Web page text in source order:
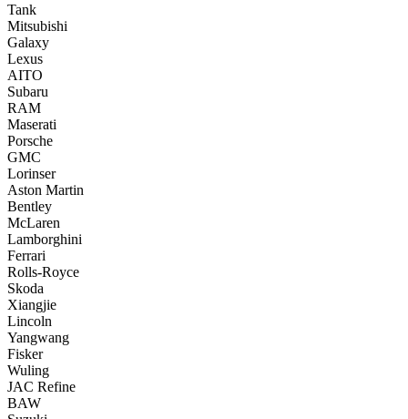
Tank
Mitsubishi
Galaxy
Lexus
AITO
Subaru
RAM
Maserati
Porsche
GMC
Lorinser
Aston Martin
Bentley
McLaren
Lamborghini
Ferrari
Rolls-Royce
Skoda
Xiangjie
Lincoln
Yangwang
Fisker
Wuling
JAC Refine
BAW